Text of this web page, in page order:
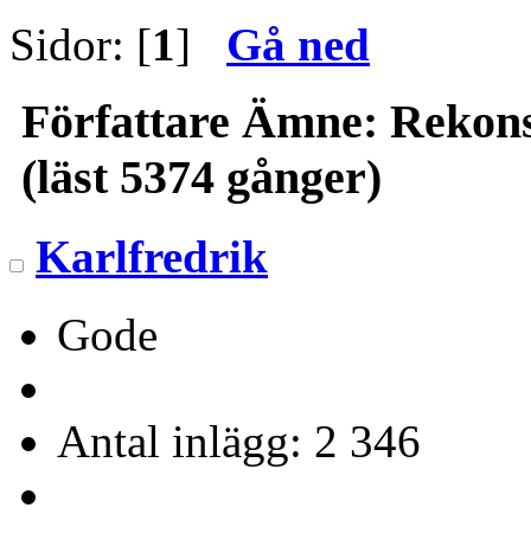
Sidor: [1] Gå ned
Författare Ämne:
(läst 5374 gånger)
Karlfredrik
Gode
Antal inlägg: 2 346